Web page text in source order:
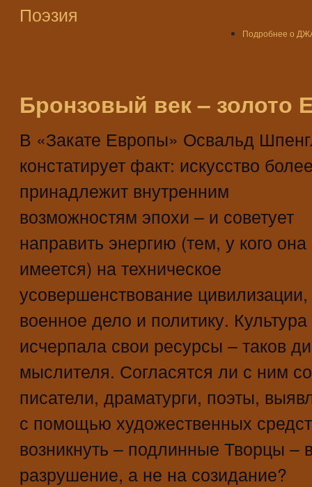
Поэзия
Подробнее о
Бронзовый век – золото
В «Закате Европы» Освальд
констатирует факт: искусство
принадлежит внутренним
возможностям эпохи – и советует
направить энергию (тем, у кого она
имеется) на техническое
усовершенствование
военное дело и политику.
исчерпала свои ресурсы – таков
мыслителя. Согласятся ли с ним
писатели, драматурги, поэты,
с помощью художественных
возникнуть – подлинные Творцы
разрушение, а не на созидание?